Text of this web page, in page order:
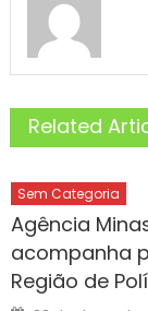
Related
Sem Categoria
Agência
acompanha
Região de